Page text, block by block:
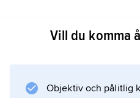
Vill du komma
Objektiv och pålitlig